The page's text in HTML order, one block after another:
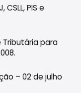
PIS e
Tributária para
– 02 de julho